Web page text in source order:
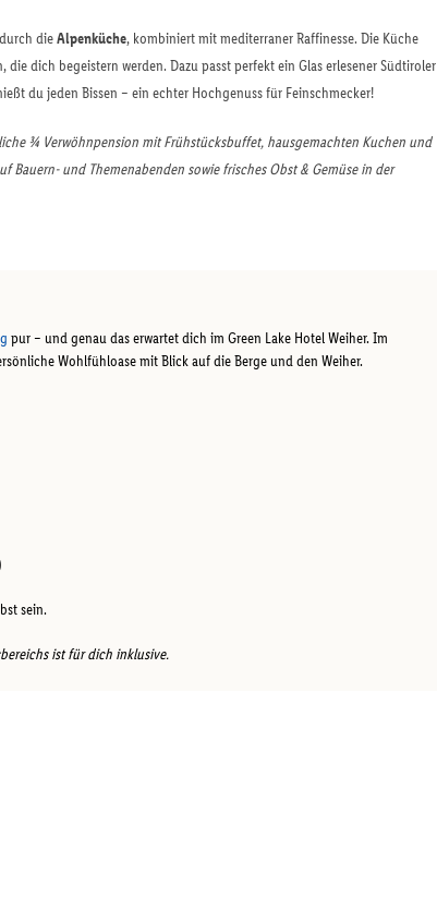
dieAlpenküche, kombiniert mit mediterraner Raffinesse. Die Küche
dich begeistern werden. Dazu passt perfekt ein Glas erlesener Südtiroler
du jeden Bissen – ein echter Hochgenuss für Feinschmecker!
¾ Verwöhnpension mit Frühstücksbuffet, hausgemachten Kuchen und
Bauern- und Themenabenden sowie frisches Obst & Gemüse in der
pur – und genau das erwartet dich im Green Lake Hotel Weiher. Im
Wohlfühloase mit Blick auf die Berge und den Weiher.
sein.
ist für dich inklusive.